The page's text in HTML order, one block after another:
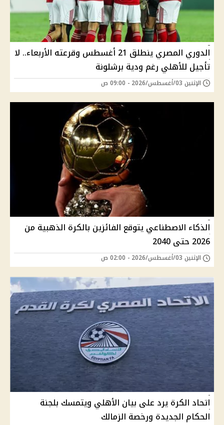
الدوري المصري ينطلق 21 أغسطس وقرعته الأربعاء.. لا
تأجيل للأهلي رغم ودية برشلونة
الإثنين 03/أغسطس/2026 - 09:00 ص
الذكاء الاصطناعي يتوقع الفائزين بالكرة الذهبية من
2026 حتى 2040
الإثنين 03/أغسطس/2026 - 02:00 ص
اتحاد الكرة يرد على بيان الأهلي ويتمسك بلجنة
الحكام الجديدة ورخصة الزمالك